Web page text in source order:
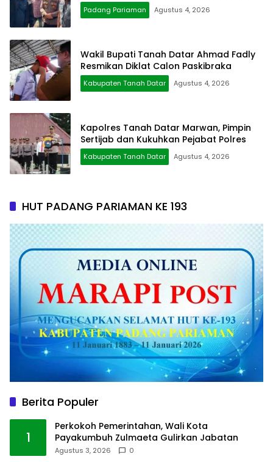
Padang Pariaman Agustus 4, 2026
Wakil Bupati Tanah Datar Ahmad Fadly
Resmikan Diklat Calon Paskibraka
Kabupaten Tanah Datar Agustus 4, 2026
Kapolres Tanah Datar Marwan, Pimpin
Sertijab dan Kukuhkan Pejabat Polres
Kabupaten Tanah Datar Agustus 4, 2026
HUT PADANG PARIAMAN KE 193
Berita Populer
1
Perkokoh Pemerintahan, Wali Kota
Payakumbuh Zulmaeta Gulirkan Jabatan
Agustus 3, 2026 0